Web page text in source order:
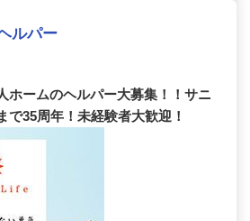
ルパー
ホームのヘルパー大募集！！サニ
で35周年！未経験者大歓迎！